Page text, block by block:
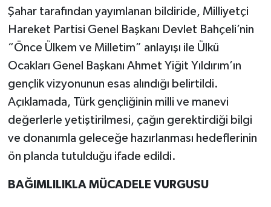
Şahar tarafından yayımlanan bildiride, Milliyetçi
Hareket Partisi Genel Başkanı Devlet Bahçeli’nin
“Önce Ülkem ve Milletim” anlayışı ile Ülkü
Ocakları Genel Başkanı Ahmet Yiğit Yıldırım’ın
gençlik vizyonunun esas alındığı belirtildi.
Açıklamada, Türk gençliğinin milli ve manevi
değerlerle yetiştirilmesi, çağın gerektirdiği bilgi
ve donanımla geleceğe hazırlanması hedeflerinin
ön planda tutulduğu ifade edildi.
BAĞIMLILIKLA MÜCADELE VURGUSU